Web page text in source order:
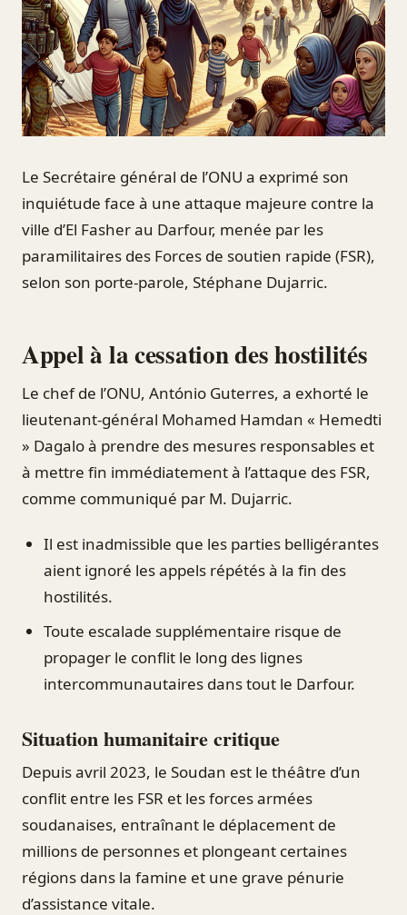
Le Secrétaire général de l’ONU a exprimé son
inquiétude face à une attaque majeure contre la
ville d’El Fasher au Darfour, menée par les
paramilitaires des Forces de soutien rapide (FSR),
selon son porte-parole, Stéphane Dujarric.
Appel à la cessation des hostilités
Le chef de l’ONU, António Guterres, a exhorté le
lieutenant-général Mohamed Hamdan « Hemedti
» Dagalo à prendre des mesures responsables et
à mettre fin immédiatement à l’attaque des FSR,
comme communiqué par M. Dujarric.
Il est inadmissible que les parties belligérantes
aient ignoré les appels répétés à la fin des
hostilités.
Toute escalade supplémentaire risque de
propager le conflit le long des lignes
intercommunautaires dans tout le Darfour.
Situation humanitaire critique
Depuis avril 2023, le Soudan est le théâtre d’un
conflit entre les FSR et les forces armées
soudanaises, entraînant le déplacement de
millions de personnes et plongeant certaines
régions dans la famine et une grave pénurie
d’assistance vitale.